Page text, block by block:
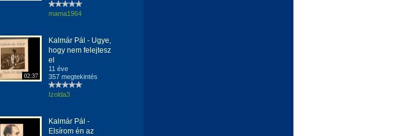
mama1964
02:37
Kalmár Pál - Ugye,
hogy nem felejtesz
el
11 éve
357 megtekintés
Izolda3
Kalmár Pál -
Elsírom én az